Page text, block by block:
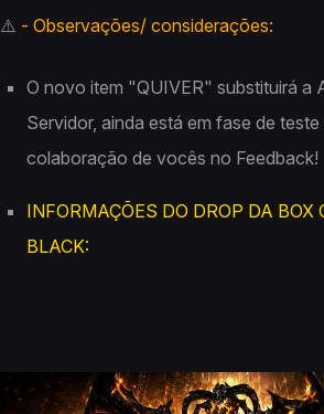
⚠️ - Observações/ considerações:
O novo item "QUIVER" substituirá a
Servidor, ainda está em fase de
colaboração de vocês no Feedback!
INFORMAÇÕES DO DROP DA BOX
BLACK: